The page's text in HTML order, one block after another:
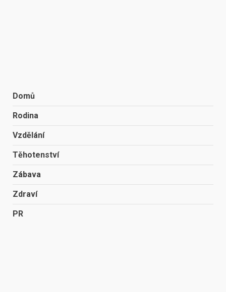
Domů
Rodina
Vzdělání
Těhotenství
Zábava
Zdraví
PR